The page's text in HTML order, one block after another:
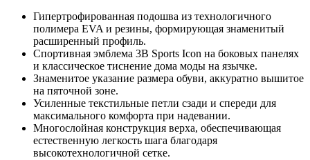
Гипертрофированная подошва из технологичного
полимера EVA и резины, формирующая знаменитый
расширенный профиль.
Спортивная эмблема 3B Sports Icon на боковых панелях
и классическое тиснение дома моды на язычке.
Знаменитое указание размера обуви, аккуратно вышитое
на пяточной зоне.
Усиленные текстильные петли сзади и спереди для
максимального комфорта при надевании.
Многослойная конструкция верха, обеспечивающая
естественную легкость шага благодаря
высокотехнологичной сетке.